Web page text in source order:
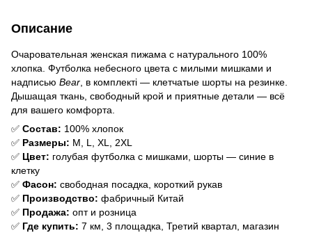
Описание
Очаровательная женская пижама с натурального 100%
хлопка. Футболка небесного цвета с милыми мишками и
надписью Bear , в комплекті — клетчатые шорты на резинке.
Дышащая ткань, свободный крой и приятные детали — всё
для вашего комфорта.
✅ Состав: 100% хлопок
✅ Размеры: M, L, XL, 2XL
✅ Цвет: голубая футболка с мишками, шорты — синие в
клетку
✅ Фасон: свободная посадка, короткий рукав
✅ Производство: фабричный Китай
✅ Продажа: опт и розница
✅ Где купить: 7 км, 3 площадка, Третий квартал, магазин